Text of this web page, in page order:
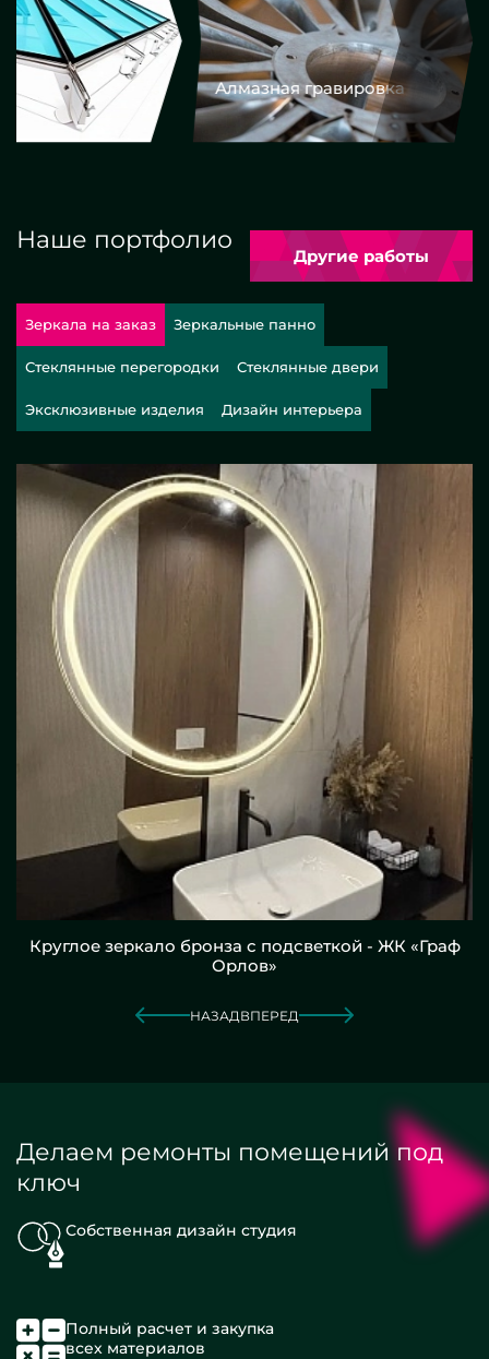
Алмазная гравировка
Наше портфолио
Другие работы
Зеркала на заказ Зеркальные панно
Стеклянные перегородки Стеклянные двери
Эксклюзивные изделия Дизайн интерьера
Круглое зеркало бронза с подсветкой - ЖК «Граф
Орлов»
НАЗАД ВПЕРЕД
Делаем ремонты помещений под
ключ
Собственная дизайн студия
Полный расчет и закупка
всех материалов